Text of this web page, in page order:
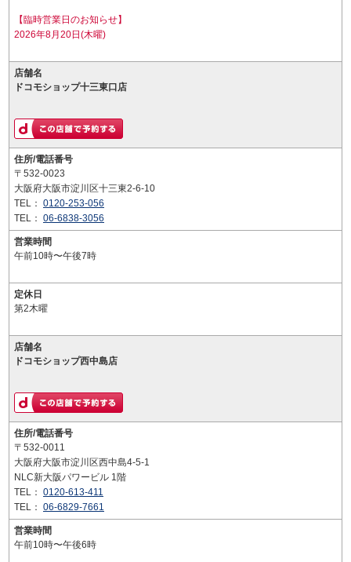
【臨時営業日のお知らせ】
2026年8月20日(木曜)
店舗名
ドコモショップ十三東口店
住所/電話番号
〒532-0023
大阪府大阪市淀川区十三東2-6-10
TEL： 0120-253-056
TEL： 06-6838-3056
営業時間
午前10時〜午後7時
定休日
第2木曜
店舗名
ドコモショップ西中島店
住所/電話番号
〒532-0011
大阪府大阪市淀川区西中島4-5-1
NLC新大阪パワービル 1階
TEL： 0120-613-411
TEL： 06-6829-7661
営業時間
午前10時〜午後6時